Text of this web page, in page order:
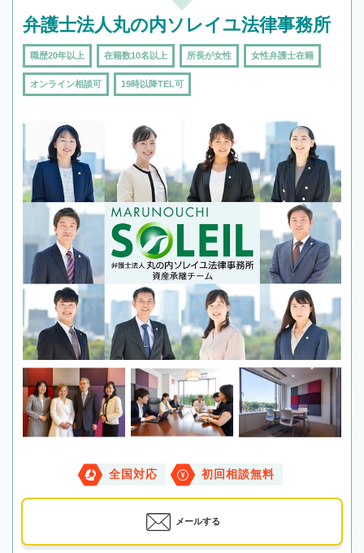
弁護士法人丸の内ソレイユ法律事務所
職歴20年以上 在籍数10名以上 所長が女性 女性弁護士在籍
オンライン相談可 19時以降TEL可
全国対応 初回相談無料
メールする